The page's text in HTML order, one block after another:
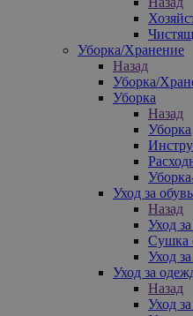
Уборка/Хранение
Назад
Уборка/
Уборка
Назад
Уборка
Уход за
Назад
Уход
Сушка
Уход
Уход за
Назад
Уход